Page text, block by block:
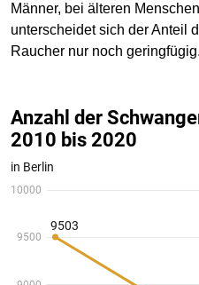
Männer, bei älteren
unterscheidet sich der Anteil
Raucher nur noch geringfügig.